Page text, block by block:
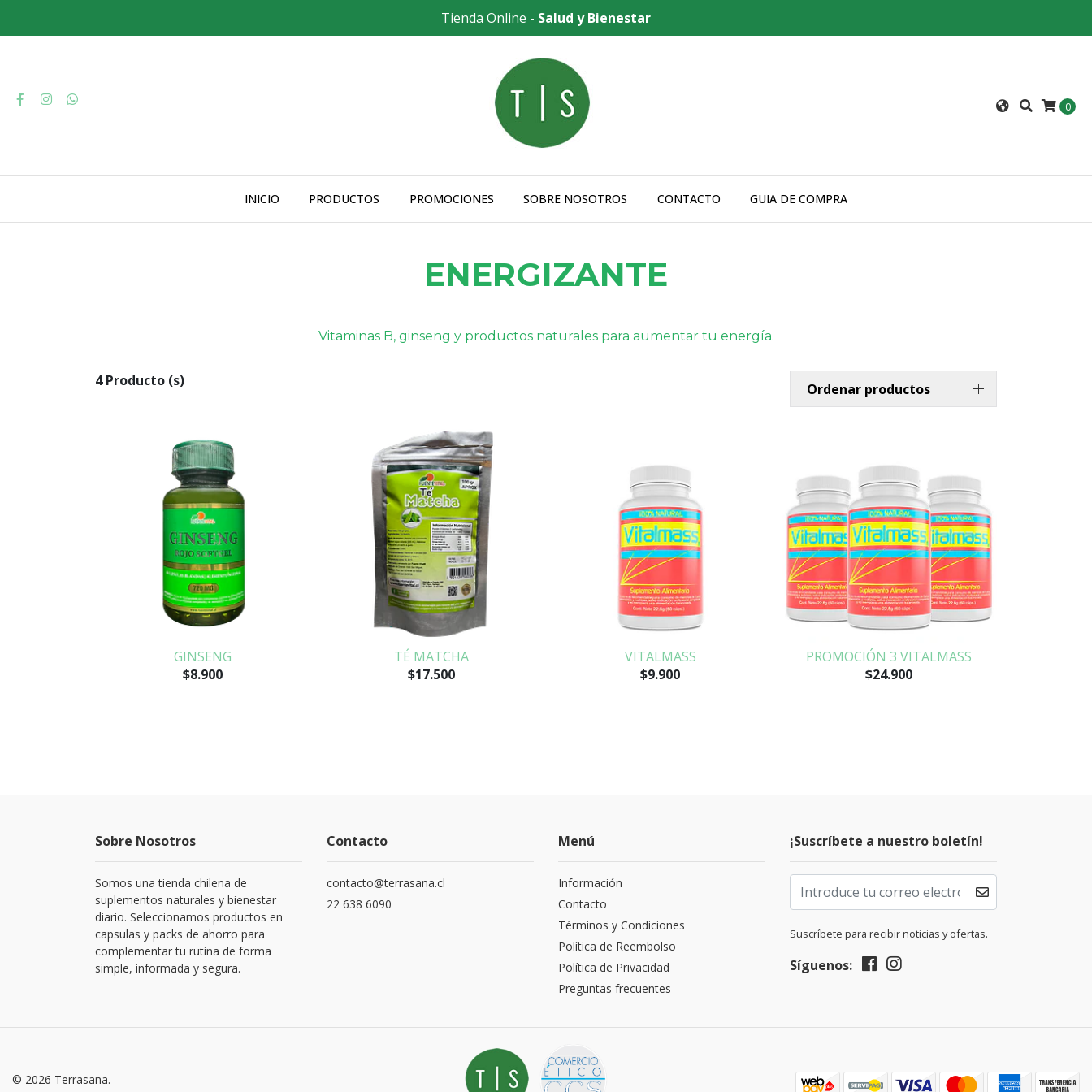
Tienda Online - Salud y Bienestar
0
INICIO PRODUCTOS PROMOCIONES SOBRE NOSOTROS CONTACTO GUIA DE COMPRA
ENERGIZANTE
Vitaminas B, ginseng y productos naturales para aumentar tu energía.
4 Producto (s) Ordenar productos
GINSENG
$8.900
TÉ MATCHA
$17.500
VITALMASS
$9.900
PROMOCIÓN 3 VITALMASS
$24.900
Sobre Nosotros
Somos una tienda chilena de
suplementos naturales y bienestar
diario. Seleccionamos productos en
capsulas y packs de ahorro para
complementar tu rutina de forma
simple, informada y segura.
Contacto
contacto@terrasana.cl
22 638 6090
Menú
Información
Contacto
Términos y Condiciones
Política de Reembolso
Política de Privacidad
Preguntas frecuentes
¡Suscríbete a nuestro boletín!
Suscríbete para recibir noticias y ofertas.
Síguenos:
© 2026 Terrasana.